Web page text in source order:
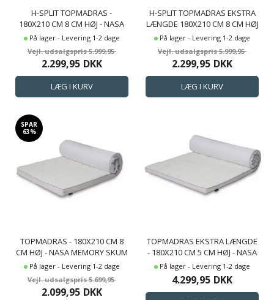
H-SPLIT TOPMADRAS -
180X210 CM 8 CM HØJ - NASA
MEMORY SKUM - BORG LIVING
- ERGONOMISK TOPMADRAS
På lager - Levering 1-2 dage
5.999,95
2.299,95 DKK
H-SPLIT TOPMADRAS EKSTRA
LÆNGDE 180X210 CM 8 CM HØJ
- NASA MEMORYSKUM -
ERGONOMISK TOPMADRAS -
BORG LIVING
TRYKAFLASTENDE MADRAS
På lager - Levering 1-2 dage
5.999,95
2.299,95 DKK
SPAR
63%
TOPMADRAS - 180X210 CM 8
CM HØJ - NASA MEMORY SKUM
- BORG LIVING - ERGONOMISK
TOPMADRAS
På lager - Levering 1-2 dage
5.699,95
2.099,95 DKK
TOPMADRAS EKSTRA LÆNGDE
- 180X210 CM 5 CM HØJ - NASA
MEMORY SKUM - BORG LIVING
- ERGONOMISK TOPMADRAS
På lager - Levering 1-2 dage
4.299,95 DKK